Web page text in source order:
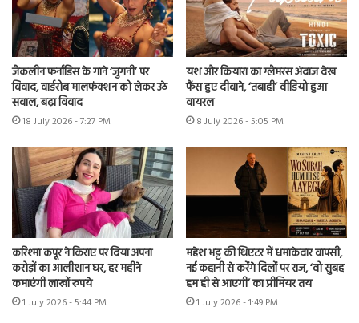
जैकलीन फर्नांडिस के गाने ‘जुगनी’ पर
विवाद, वार्डरोब मालफंक्शन को लेकर उठे
सवाल, बढ़ा विवाद
18 July 2026 - 7:27 PM
यश और कियारा का ग्लैमरस अंदाज देख
फैंस हुए दीवाने, ‘तबाही’ वीडियो हुआ
वायरल
8 July 2026 - 5:05 PM
करिश्मा कपूर ने किराए पर दिया अपना
करोड़ों का आलीशान घर, हर महीने
कमाएंगी लाखों रुपये
1 July 2026 - 5:44 PM
महेश भट्ट की थिएटर में धमाकेदार वापसी,
नई कहानी से करेंगे दिलों पर राज, ‘वो सुबह
हम ही से आएगी’ का प्रीमियर तय
1 July 2026 - 1:49 PM